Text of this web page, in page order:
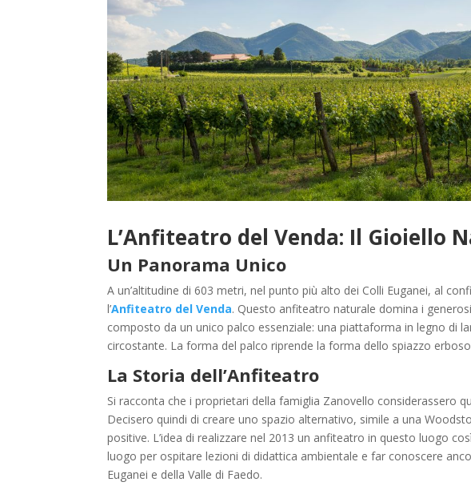
L’Anfiteatro del Venda: Il Gioiello
Un Panorama Unico
A un’altitudine di 603 metri, nel punto più alto dei Colli Euganei, al
l’Anfiteatro del Venda. Questo anfiteatro naturale domina i
composto da un unico palco essenziale: una piattaforma in legno di
circostante. La forma del palco riprende la forma dello spiazzo
La Storia dell’Anfiteatro
Si racconta che i proprietari della famiglia Zanovello considerassero
Decisero quindi di creare uno spazio alternativo, simile a una
positive. L’idea di realizzare nel 2013 un anfiteatro in questo luogo
luogo per ospitare lezioni di didattica ambientale e far conoscere
Euganei e della Valle di Faedo.